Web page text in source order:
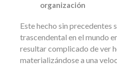
organización
Este hecho sin precedentes
trascendental en el mundo
resultar complicado de ver
materializándose a una